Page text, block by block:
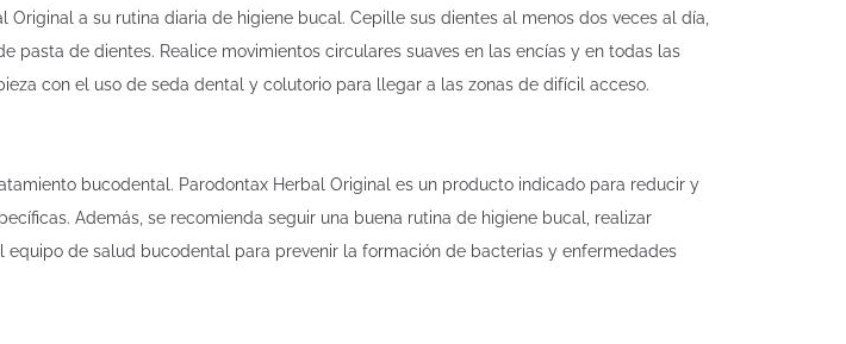
a su rutina diaria de higiene bucal. Cepille sus dientes al menos dos veces al día,
de dientes. Realice movimientos circulares suaves en las encías y en todas las
con el uso de seda dental y colutorio para llegar a las zonas de difícil acceso.
bucodental. Parodontax Herbal Original es un producto indicado para reducir y
Además, se recomienda seguir una buena rutina de higiene bucal, realizar
de salud bucodental para prevenir la formación de bacterias y enfermedades